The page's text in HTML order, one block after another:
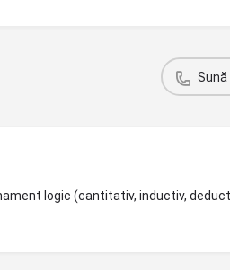
logic (cantitativ, inductiv,